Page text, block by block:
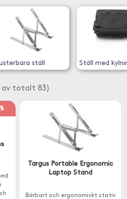
ställ Ställ med
av totalt 83)
Targus Portable Ergonomic
Laptop Stand
Bärbart och ergonomiskt stativ